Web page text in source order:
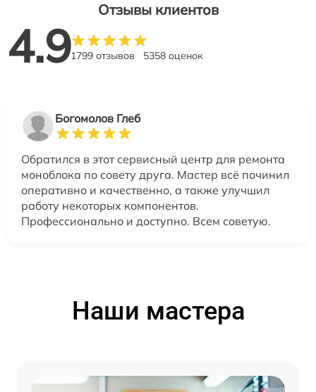
Отзывы клиентов
4.91799 отзывов 5358 оценок
Богомолов Глеб
Обратился в этот сервисный центр для ремонта
моноблока по совету друга. Мастер всё починил
оперативно и качественно, а также улучшил
работу некоторых компонентов.
Профессионально и доступно. Всем советую.
Наши мастера